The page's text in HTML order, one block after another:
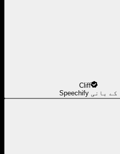
Cliff
Speechify کے بانی